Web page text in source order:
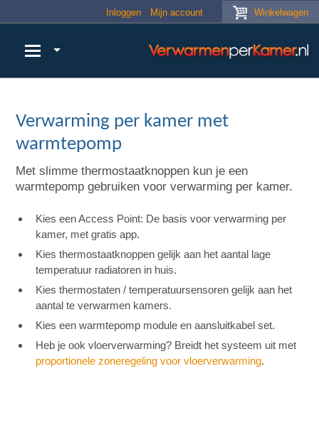
Winkelwagen
Inloggen Mijn account
Verwarming per kamer met
warmtepomp
Met slimme thermostaatknoppen kun je een
warmtepomp gebruiken voor verwarming per kamer.
Kies een Access Point: De basis voor verwarming per
kamer, met gratis app.
Kies thermostaatknoppen gelijk aan het aantal lage
temperatuur radiatoren in huis.
Kies thermostaten / temperatuursensoren gelijk aan het
aantal te verwarmen kamers.
Kies een warmtepomp module en aansluitkabel set.
Heb je ook vloerverwarming? Breidt het systeem uit met
proportionele zoneregeling voor vloerverwarming.